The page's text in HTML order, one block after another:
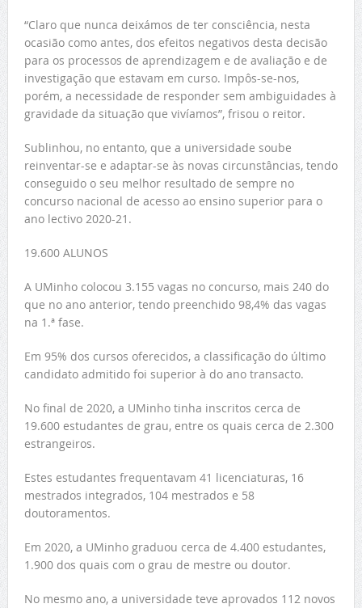
“Claro que nunca deixámos de ter consciência, nesta
ocasião como antes, dos efeitos negativos desta decisão
para os processos de aprendizagem e de avaliação e de
investigação que estavam em curso. Impôs-se-nos,
porém, a necessidade de responder sem ambiguidades à
gravidade da situação que vivíamos”, frisou o reitor.
Sublinhou, no entanto, que a universidade soube
reinventar-se e adaptar-se às novas circunstâncias, tendo
conseguido o seu melhor resultado de sempre no
concurso nacional de acesso ao ensino superior para o
ano lectivo 2020-21.
19.600 ALUNOS
A UMinho colocou 3.155 vagas no concurso, mais 240 do
que no ano anterior, tendo preenchido 98,4% das vagas
na 1.ª fase.
Em 95% dos cursos oferecidos, a classificação do último
candidato admitido foi superior à do ano transacto.
No final de 2020, a UMinho tinha inscritos cerca de
19.600 estudantes de grau, entre os quais cerca de 2.300
estrangeiros.
Estes estudantes frequentavam 41 licenciaturas, 16
mestrados integrados, 104 mestrados e 58
doutoramentos.
Em 2020, a UMinho graduou cerca de 4.400 estudantes,
1.900 dos quais com o grau de mestre ou doutor.
No mesmo ano, a universidade teve aprovados 112 novos